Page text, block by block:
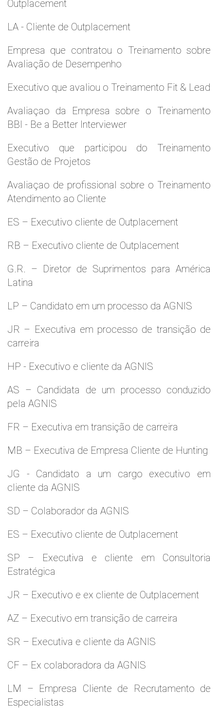
Outplacement
LA - Cliente de Outplacement
Empresa que contratou o Treinamento sobre
Avaliação de Desempenho
Executivo que avaliou o Treinamento Fit & Lead
Avaliaçao da Empresa sobre o Treinamento
BBI - Be a Better Interviewer
Executivo que participou do Treinamento
Gestão de Projetos
Avaliaçao de profissional sobre o Treinamento
Atendimento ao Cliente
ES – Executivo cliente de Outplacement
RB – Executivo cliente de Outplacement
G.R. – Diretor de Suprimentos para América
Latina
LP – Candidato em um processo da AGNIS
JR – Executiva em processo de transição de
carreira
HP - Executivo e cliente da AGNIS
AS – Candidata de um processo conduzido
pela AGNIS
FR – Executiva em transição de carreira
MB – Executiva de Empresa Cliente de Hunting
JG - Candidato a um cargo executivo em
cliente da AGNIS
SD – Colaborador da AGNIS
ES – Executivo cliente de Outplacement
SP – Executiva e cliente em Consultoria
Estratégica
JR – Executivo e ex cliente de Outplacement
AZ – Executivo em transição de carreira
SR – Executiva e cliente da AGNIS
CF – Ex colaboradora da AGNIS
LM – Empresa Cliente de Recrutamento de
Especialistas